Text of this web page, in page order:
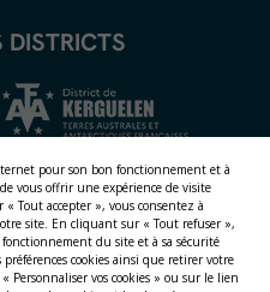
DISTRICTS
pour son bon fonctionnement et à
vous offrir une expérience de visite
Tout accepter », vous consentez à
site. En cliquant sur « Tout refuser »,
fonctionnement du site et à sa sécurité
cookies ainsi que retirer votre
vos cookies » ou sur le lien